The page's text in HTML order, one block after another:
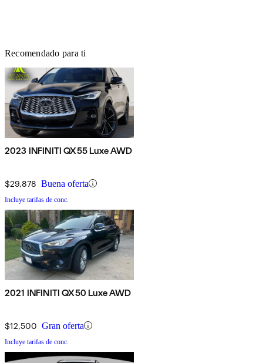
Recomendado para ti
2023 INFINITI QX55 Luxe AWD
$29,878 Buena oferta
Incluye tarifas de conc.
2021 INFINITI QX50 Luxe AWD
$12,500 Gran oferta
Incluye tarifas de conc.